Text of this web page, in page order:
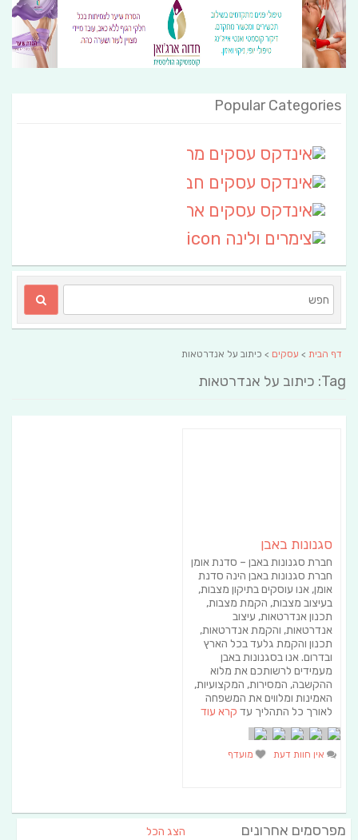
Popular Categories
דף הבית > עסקים > כיתוב על אנדרטאות
Tag: כיתוב על אנדרטאות
סגנונות באבן
חברת סגנונות באבן – סדנת אומן
חברת סגנונות באבן הינה סדנת
אומן, אנו עוסקים בתיקון מצבות,
בעיצוב מצבות, הקמת מצבות,
תכנון אנדרטאות, עיצוב
אנדרטאות, והקמת אנדרטאות,
תכנון והקמת גלעד בכל הארץ
ובדרום. אנו בסגנונות באבן
מעמידים לרשותכם את מלוא
ההקשבה, המסירות, המקצועיות,
האמינות ומלווים את המשפחה
לאורך כל התהליך עד קרא עוד
אין חוות דעת מועדף
מפרסמים אחרונים הצג הכל